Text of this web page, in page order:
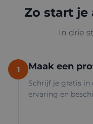
Zo start je
In drie
1 Maak een
Schrijf je gratis in
ervaring en